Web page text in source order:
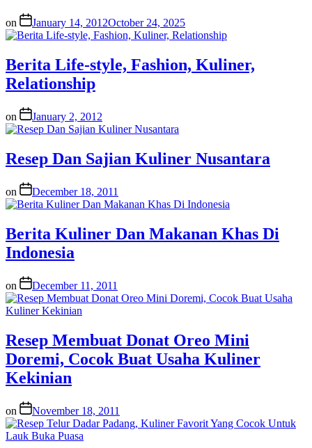
on January 14, 2012October 24, 2025
Berita Life-style, Fashion, Kuliner,
Relationship
on January 2, 2012
Resep Dan Sajian Kuliner Nusantara
on December 18, 2011
Berita Kuliner Dan Makanan Khas Di
Indonesia
on December 11, 2011
Resep Membuat Donat Oreo Mini
Doremi, Cocok Buat Usaha Kuliner
Kekinian
on November 18, 2011